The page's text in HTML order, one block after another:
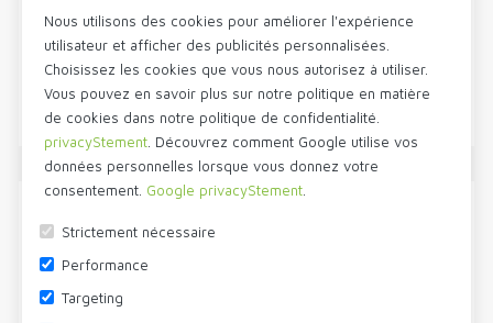
Nous utilisons des cookies pour améliorer l'expérience
utilisateur et afficher des publicités personnalisées.
Choisissez les cookies que vous nous autorisez à utiliser.
Vous pouvez en savoir plus sur notre politique en matière
de cookies dans notre politique de confidentialité.
privacyStement . Découvrez comment Google utilise vos
données personnelles lorsque vous donnez votre
consentement. Google privacyStement
Strictement nécessaire
Performance
Targeting